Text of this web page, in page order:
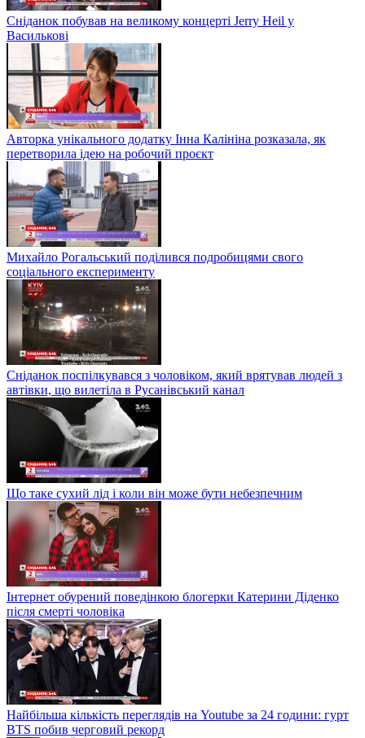
Сніданок побував на великому концерті Jerry Heil у
Василькові
Авторка унікального додатку Інна Калініна розказала, як
перетворила ідею на робочий проєкт
Михайло Рогальський поділився подробицями свого
соціального експерименту
Сніданок поспілкувався з чоловіком, який врятував людей з
автівки, що вилетіла в Русанівський канал
Що таке сухий лід і коли він може бути небезпечним
Інтернет обурений поведінкою блогерки Катерини Діденко
після смерті чоловіка
Найбільша кількість переглядів на Youtube за 24 години: гурт
BTS побив черговий рекорд